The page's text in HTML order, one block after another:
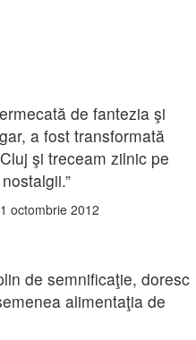
de fantezia şi
a fost transformată
şi treceam zilnic pe
octombrie 2012
de semnificaţie, doresc
alimentaţia de